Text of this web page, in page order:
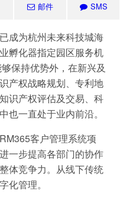
邮件 SMS
成为杭州未来科技城海
孵化器指定园区服务机
保持优势外，在新兴及
产权战略规划、专利地
识产权评估及交易、科
也一直处于业内前沿。
客户管理系统项
一步提高各部门的协作
体竞争力。从线下传统
化管理。